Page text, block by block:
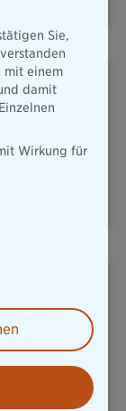
Sie,
mit einem
damit
Wirkung für